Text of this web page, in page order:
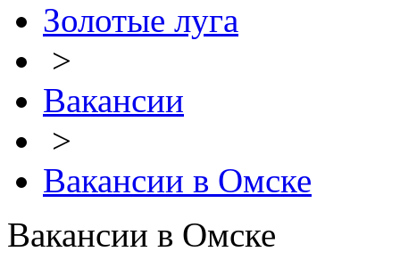
Золотые луга
>
Вакансии
>
Вакансии в Омске
Вакансии в Омске